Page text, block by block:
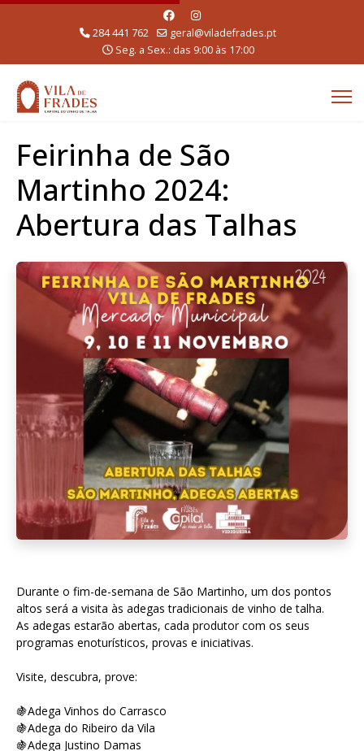
284 441 762
geral@viladefrades.pt
Seg. a Sex.: das 9:00 às 17:00
Feirinha de São
Martinho 2024:
Abertura das Talhas
Durante o fim-de-semana de São Martinho, um dos pontos
altos será a visita às adegas tradicionais de vinho de talha.
As adegas estarão abertas, cada produtor com os seus
programas enoturísticos, provas e iniciativas.
Visite, descubra, prove:
🍇Adega Vinhos do Carrasco
🍇Adega do Ribeiro da Vila
🍇Adega Justino Damas